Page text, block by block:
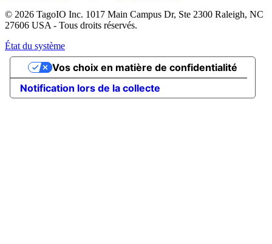
© 2026 TagoIO Inc. 1017 Main Campus Dr, Ste 2300 Raleigh, NC
27606 USA - Tous droits réservés.
État du système
Notification lors de la collecte
Vos choix en matière de confidentialité